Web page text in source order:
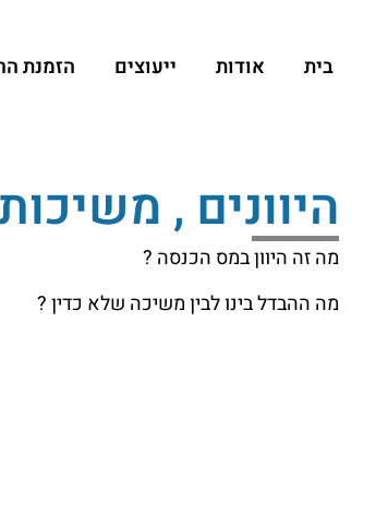
בית אודות ייעוצים הזמנת
היוונים ,
מה זה היוון במס הכנסה ?
מה ההבדל בינו לבין משיכה שלא כדין ?